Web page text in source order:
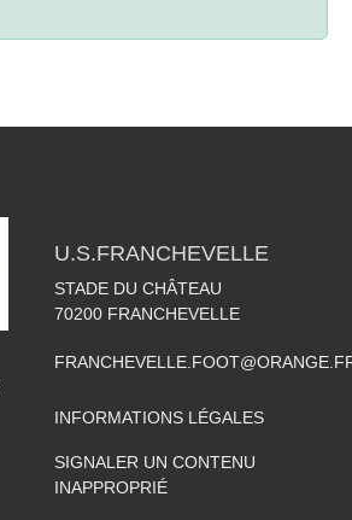
U.S.FRANCHEVELLE
STADE DU CHÂTEAU
70200 FRANCHEVELLE
INFORMATIONS LÉGALES
SIGNALER UN CONTENU
INAPPROPRIÉ